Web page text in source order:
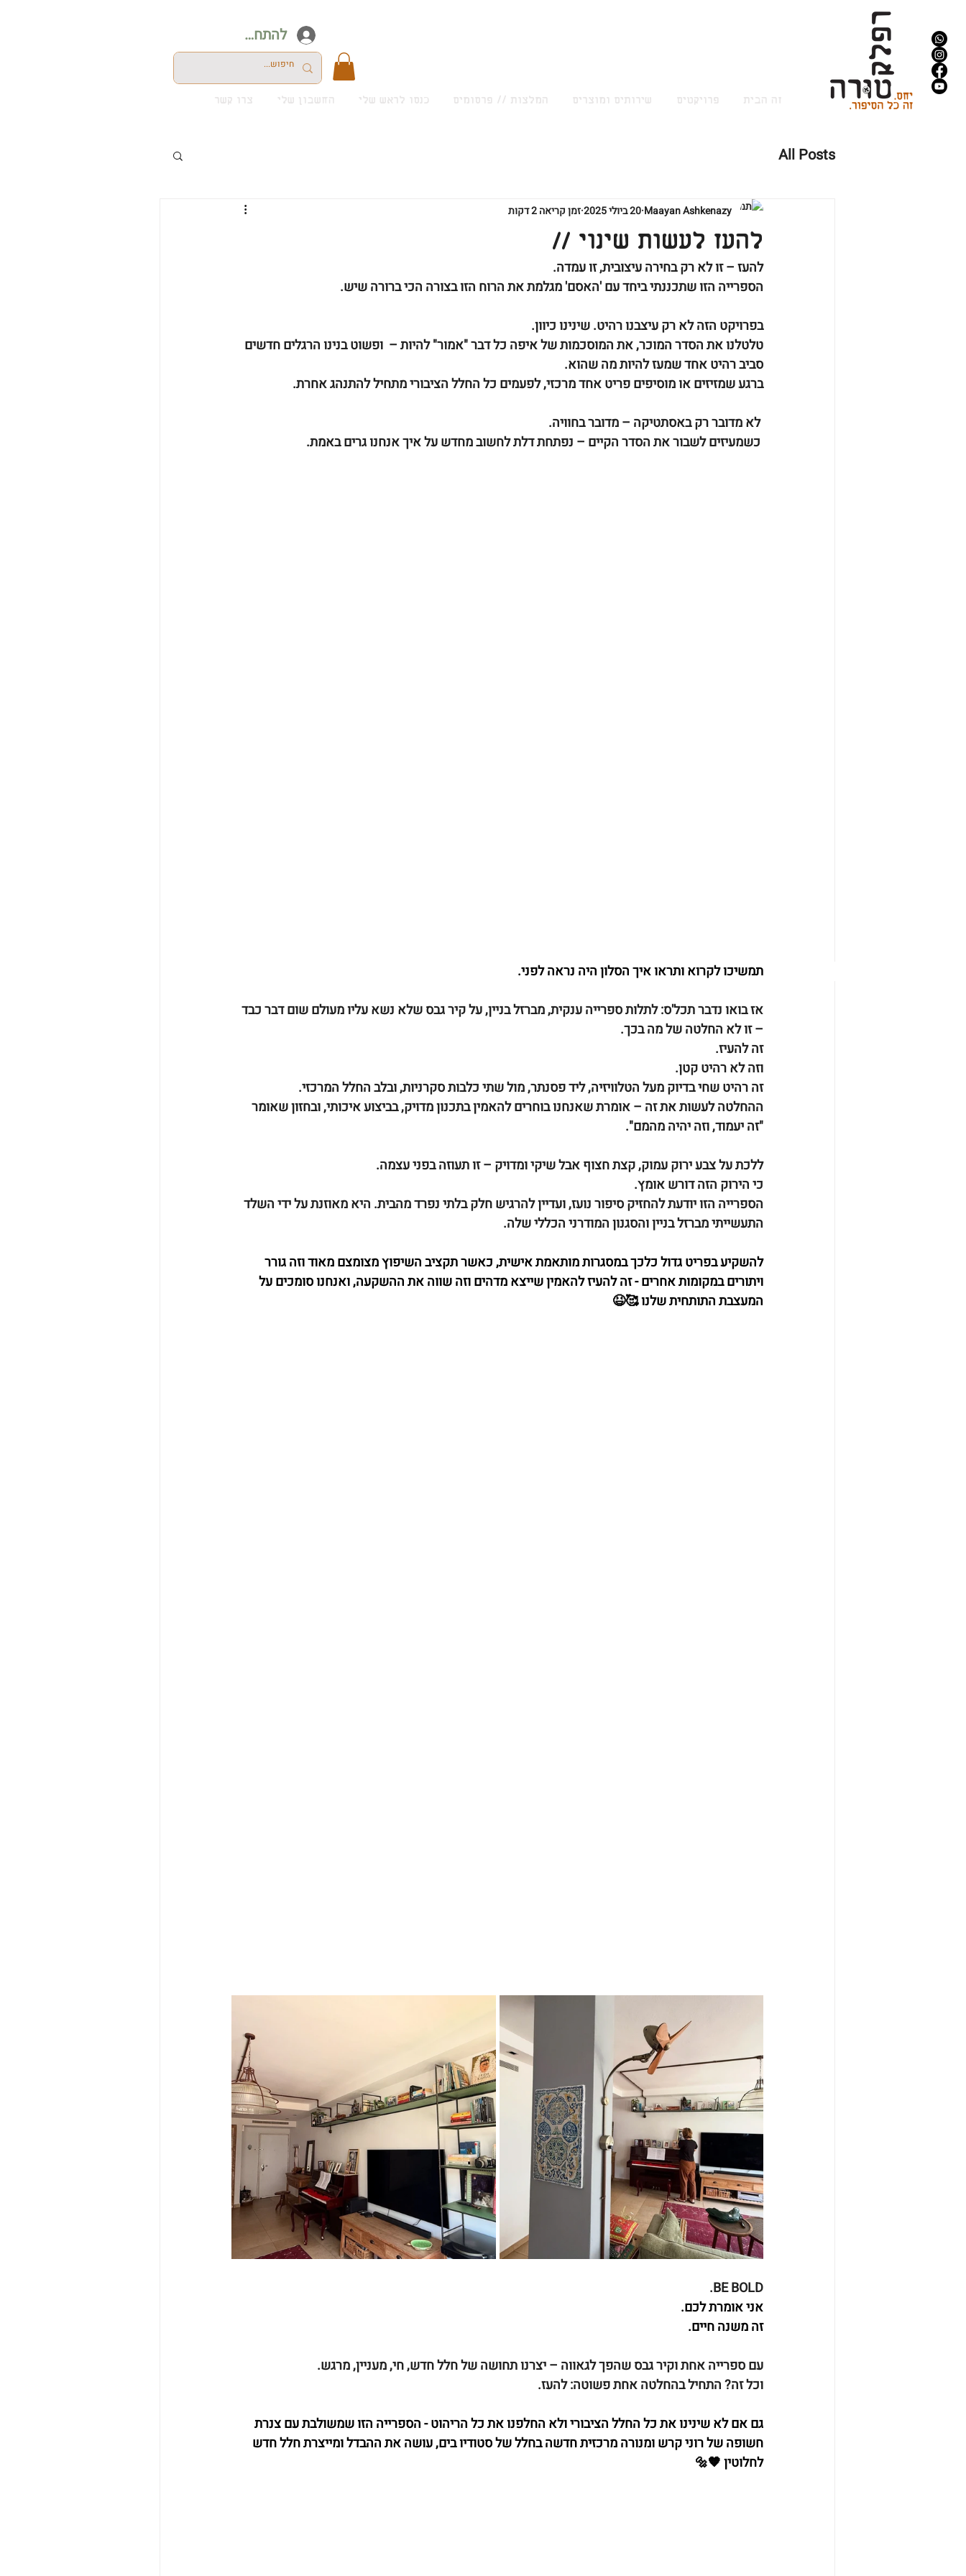
להתחברות
זה הבית פרויקטים שירותים ומוצרים המלצות // פרסומים כנסו לראש שלי החשבון שלי צרו קשר
All Posts
להעז לעשות שינוי //
Maayan Ashkenazy 20 ביולי 2025 זמן קריאה 2 דקות
להעז – זו לא רק בחירה עיצובית, זו עמדה.
הספרייה הזו שתכננתי ביחד עם 'האסם' מגלמת את הרוח הזו בצורה הכי ברורה שיש.
בפרויקט הזה לא רק עיצבנו רהיט. שינינו כיוון.
טלטלנו את הסדר המוכר, את המוסכמות של איפה כל דבר "אמור" להיות –  ופשוט בנינו הרגלים חדשים
סביב רהיט אחד שמעז להיות מה שהוא.
ברגע שמזיזים או מוסיפים פריט אחד מרכזי, לפעמים כל החלל הציבורי מתחיל להתנהג אחרת.
לא מדובר רק באסתטיקה – מדובר בחוויה.
תמשיכו לקרוא ותראו איך הסלון היה נראה לפני.
אז בואו נדבר תכל'ס: לתלות ספרייה ענקית, מברזל בניין, על קיר גבס שלא נשא עליו מעולם שום דבר כבד
– זו לא החלטה של מה בכך.
זה להעיז.
וזה לא רהיט קטן.
זה רהיט שחי בדיוק מעל הטלוויזיה, ליד פסנתר, מול שתי כלבות סקרניות, ובלב החלל המרכזי.
ההחלטה לעשות את זה – אומרת שאנחנו בוחרים להאמין בתכנון מדויק, בביצוע איכותי, ובחזון שאומר
"זה יעמוד, וזה יהיה מהמם".
ללכת על צבע ירוק עמוק, קצת חצוף אבל שיקי ומדויק – זו תעוזה בפני עצמה.
כי הירוק הזה דורש אומץ.
הספרייה הזו יודעת להחזיק סיפור נועז, ועדיין להרגיש חלק בלתי נפרד מהבית. היא מאוזנת על ידי השלד
התעשייתי מברזל בניין והסגנון המודרני הכללי שלה.
להשקיע בפריט גדול כלכך במסגרות מותאמת אישית, כאשר תקציב השיפוץ מצומצם מאוד וזה גורר
ויתורים במקומות אחרים - זה להעיז להאמין שייצא מדהים וזה שווה את ההשקעה, ואנחנו סומכים על
המעצבת התותחית שלנו 🥰😆
.BE BOLD
אני אומרת לכם.
זה משנה חיים.
עם ספרייה אחת וקיר גבס שהפך לגאווה – יצרנו תחושה של חלל חדש, חי, מעניין, מרגש.
וכל זה? התחיל בהחלטה אחת פשוטה: להעז.
גם אם לא שינינו את כל החלל הציבורי ולא החלפנו את כל הריהוט - הספרייה הזו שמשולבת עם צנרת
חשופה של רוני קרש ומנורה מרכזית חדשה בחלל של סטודיו בים, עושה את ההבדל ומייצרת חלל חדש
לחלוטין 🧡🔩